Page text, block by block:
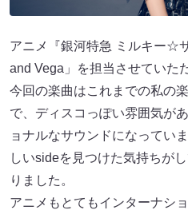
アニメ『銀河特急 ミルキー☆
and Vega」を担当させていた
今回の楽曲はこれまでの私の
で、ディスコっぽい雰囲気が
ョナルなサウンドになってい
しいsideを見つけた気持ちが
りました。
アニメもとてもインターナシ